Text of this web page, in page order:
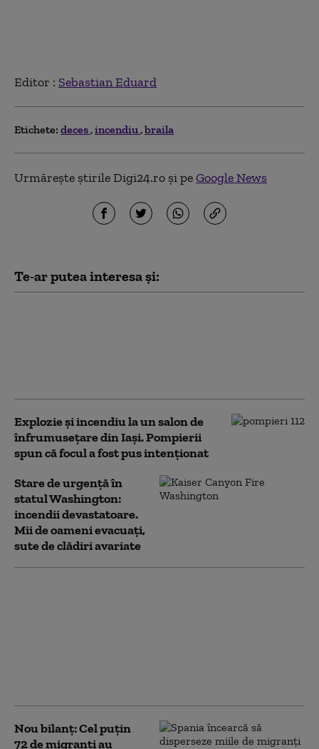
Editor : Sebastian Eduard
Etichete: deces incendiu braila
Urmărește știrile Digi24.ro și peGoogle News
Te-ar putea interesa și:
Explozie și incendiu la un salon de
înfrumusețare din Iași. Pompierii
spun că focul a fost pus intenționat
Stare de urgență în
statul Washington:
incendii devastatoare.
Mii de oameni evacuați,
sute de clădiri avariate
Nou bilanț: Cel puţin
72 de migranţi au